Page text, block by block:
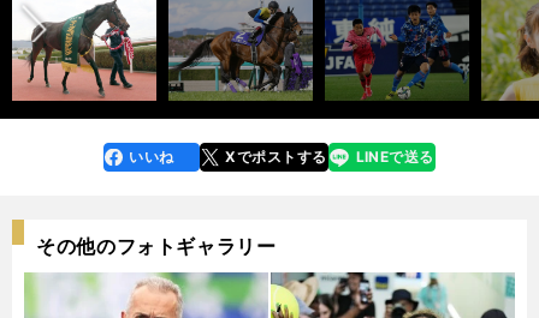
faceboo
k
いいね Xでポストする
line LINEで送る
その他のフォトギャラリー